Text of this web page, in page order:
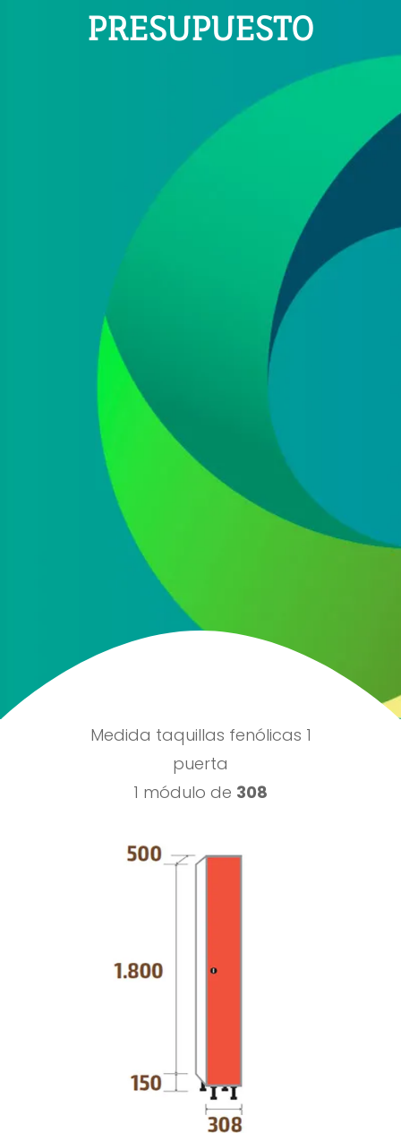
PRESUPUESTO
He leído y acepto la
política de protección de
Acepto recibir información comercial sobre las ofertas
y promociones de nuestra empresa (NET QUINTOS, S.L.)
relacionadas con nuestro sector en base a nuestra
política de protección de datos
Medida taquillas fenólicas 1
puerta
1 módulo de 308